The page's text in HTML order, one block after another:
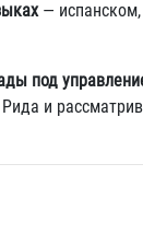
— испанском,
под
и